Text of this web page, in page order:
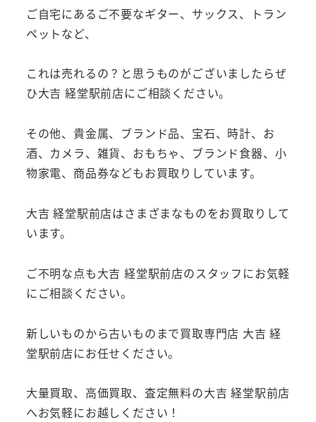
ご自宅にあるご不要なギター、サックス、トラン
ペットなど、
これは売れるの？と思うものがございましたらぜ
ひ大吉 経堂駅前店にご相談ください。
その他、貴金属、ブランド品、宝石、時計、お
酒、カメラ、雑貨、おもちゃ、ブランド食器、小
物家電、商品券などもお買取りしています。
大吉 経堂駅前店はさまざまなものをお買取りして
います。
ご不明な点も大吉 経堂駅前店のスタッフにお気軽
にご相談ください。
新しいものから古いものまで買取専門店 大吉 経
堂駅前店にお任せください。
大量買取、高価買取、査定無料の大吉 経堂駅前店
へお気軽にお越しください！